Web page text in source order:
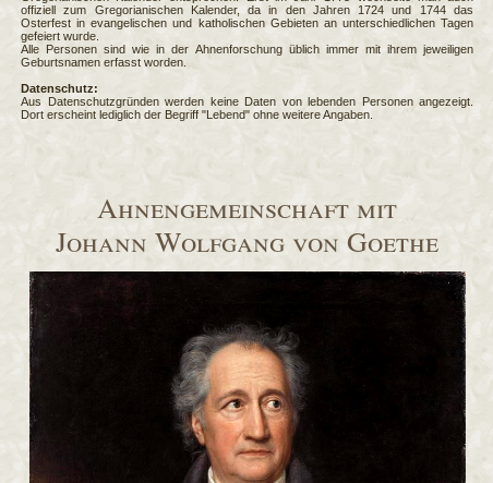
offiziell zum Gregorianischen Kalender, da in den Jahren 1724 und 1744 das
Osterfest in evangelischen und katholischen Gebieten an unterschiedlichen Tagen
gefeiert wurde.
Alle Personen sind wie in der Ahnenforschung üblich immer mit ihrem jeweiligen
Geburtsnamen erfasst worden.
Datenschutz:
Aus Datenschutzgründen werden keine Daten von lebenden Personen angezeigt.
Dort erscheint lediglich der Begriff "Lebend" ohne weitere Angaben.
Ahnengemeinschaft mit
Johann Wolfgang von Goethe